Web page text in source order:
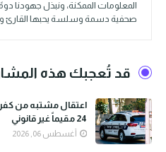
المعلومات الممكنة، ونبذل جهودنا
صحفية دسمة وسلسة يحبها القارئ
قد تُعجبك هذه
اعتقال مشتبه من
24 مقيماً غير قانوني
أغسطس 06, 2026